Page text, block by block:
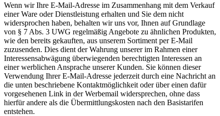
Wenn wir Ihre E-Mail-Adresse im Zusammenhang mit dem Verkauf
einer Ware oder Dienstleistung erhalten und Sie dem nicht
widersprochen haben, behalten wir uns vor, Ihnen auf Grundlage
von § 7 Abs. 3 UWG regelmäßig Angebote zu ähnlichen Produkten,
wie den bereits gekauften, aus unserem Sortiment per E-Mail
zuzusenden. Dies dient der Wahrung unserer im Rahmen einer
Interessensabwägung überwiegenden berechtigten Interessen an
einer werblichen Ansprache unserer Kunden. Sie können dieser
Verwendung Ihrer E-Mail-Adresse jederzeit durch eine Nachricht an
die unten beschriebene Kontaktmöglichkeit oder über einen dafür
vorgesehenen Link in der Werbemail widersprechen, ohne dass
hierfür andere als die Übermittlungskosten nach den Basistarifen
entstehen.